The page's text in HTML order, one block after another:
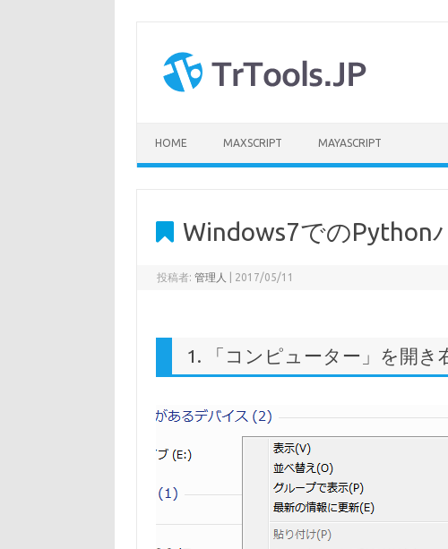
HOME MAXSCRIPT MAYASCRIPT
Windows7でのPython
投稿者:管理人 2017/05/11
1. 「コンピューター」を開